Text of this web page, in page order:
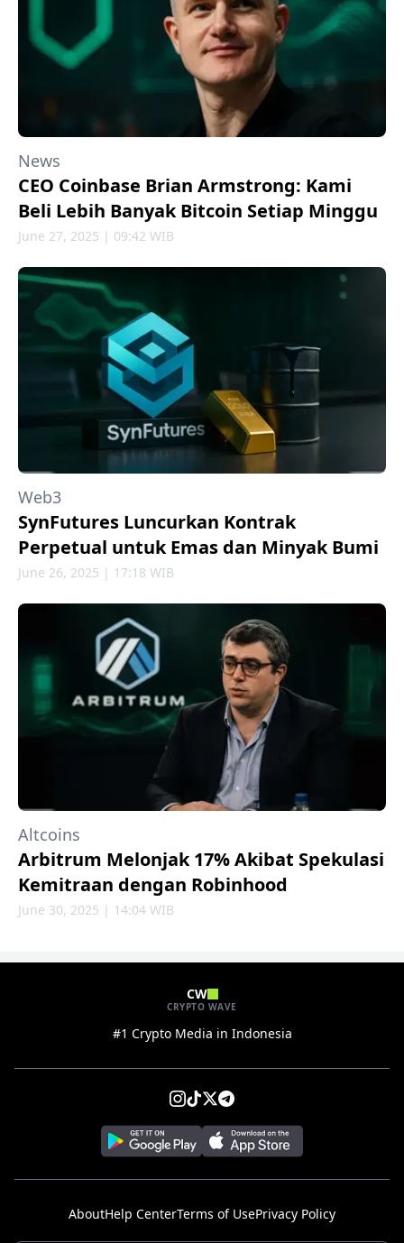
News
CEO Coinbase Brian Armstrong: Kami
Beli Lebih Banyak Bitcoin Setiap Minggu
June 27, 2025 | 09:42 WIB
Web3
SynFutures Luncurkan Kontrak
Perpetual untuk Emas dan Minyak Bumi
June 26, 2025 | 17:18 WIB
Altcoins
Arbitrum Melonjak 17% Akibat Spekulasi
Kemitraan dengan Robinhood
June 30, 2025 | 14:04 WIB
CW
CRYPTO WAVE
#1 Crypto Media in Indonesia
AboutHelp CenterTerms of UsePrivacy Policy